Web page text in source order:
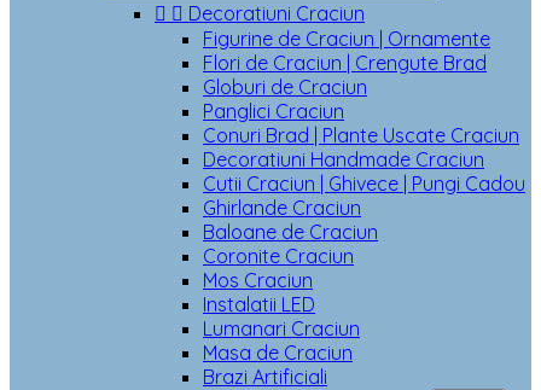
  Decoratiuni Craciun
Figurine de Craciun | Ornamente
Flori de Craciun | Crengute Brad
Globuri de Craciun
Panglici Craciun
Conuri Brad | Plante Uscate Craciun
Decoratiuni Handmade Craciun
Cutii Craciun | Ghivece | Pungi Cadou
Ghirlande Craciun
Baloane de Craciun
Coronite Craciun
Mos Craciun
Instalatii LED
Lumanari Craciun
Masa de Craciun
Brazi Artificiali